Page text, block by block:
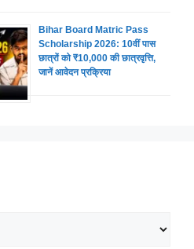
Bihar Board Matric Pass
Scholarship 2026: 10वीं पास
छात्रों को ₹10,000 की छात्रवृत्ति,
जानें आवेदन प्रक्रिया